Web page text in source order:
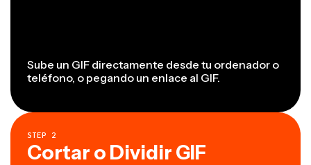
Sube un GIF directamente desde tu ordenador o
teléfono, o pegando un enlace al GIF.
STEP 2
Cortar o Dividir GIF